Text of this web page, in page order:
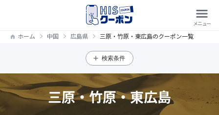
ホーム 中国 広島県 三原・竹原・東広島のクーポン一覧
検索条件
三原・竹原・東広島